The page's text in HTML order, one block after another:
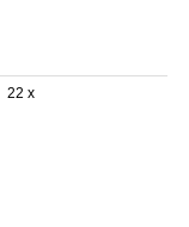
22 x